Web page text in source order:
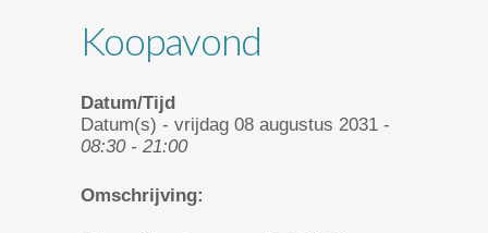
Koopavond
Datum/Tijd
Datum(s) - vrijdag 08 augustus 2031 -
08:30 - 21:00
Omschrijving: